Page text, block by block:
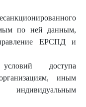
по ней данным,
ЕРСПД и
доступа
иным